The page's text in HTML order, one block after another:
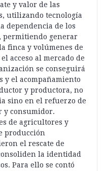
y valor de las
utilizando tecnología
dependencia de los
permitiendo generar
finca y volúmenes de
acceso al mercado de
se conseguirá
y el acompañamiento
y productora, no
sino en el refuerzo de
y consumidor.
de agricultores y
producción
el rescate de
la identidad
Para ello se contó